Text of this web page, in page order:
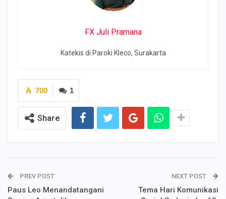
FX Juli Pramana
Katekis di Paroki Kleco, Surakarta
1
700
Share
PREV POST
Paus Leo Menandatangani
NEXT POST
Tema Hari Komunikasi